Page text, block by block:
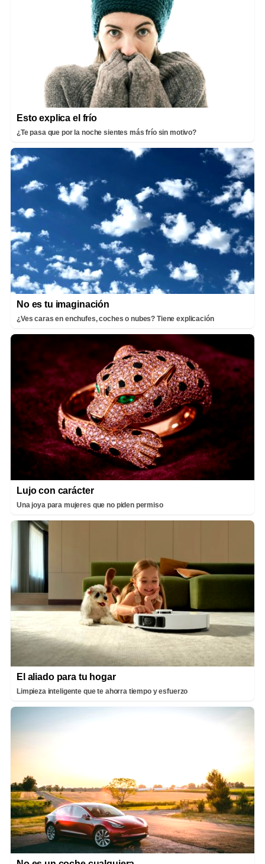
Esto explica el frío
¿Te pasa que por la noche sientes más frío sin motivo?
No es tu imaginación
¿Ves caras en enchufes, coches o nubes? Tiene explicación
Lujo con carácter
Una joya para mujeres que no piden permiso
El aliado para tu hogar
Limpieza inteligente que te ahorra tiempo y esfuerzo